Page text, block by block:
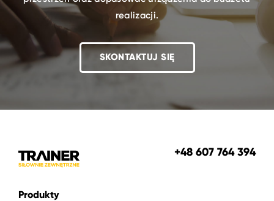
realizacji.
SKONTAKTUJ SIĘ
+48 607 764 394
Produkty